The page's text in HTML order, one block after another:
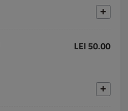
LEI 50.00